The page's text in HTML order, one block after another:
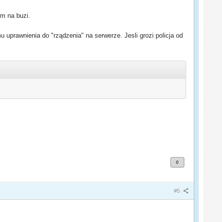
na buzi.
uprawnienia do "rządzenia" na serwerze. Jesli grozi policja od
0
#5